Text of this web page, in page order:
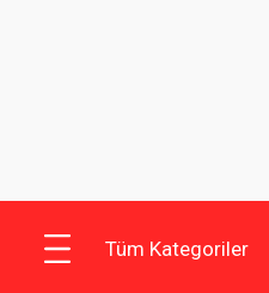
Tüm Kategoriler